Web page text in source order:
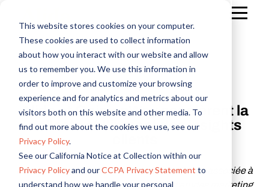
This website stores cookies on your computer.
These cookies are used to collect information
about how you interact with our website and allow
us to remember you. We use this information in
order to improve and customize your browsing
experience and for analytics and metrics about our
visitors both on this website and other media. To
find out more about the cookies we use, see our
Privacy Policy.
See our California Notice at Collection within our
Privacy Policyand ourCCPA Privacy Statement to
understand how we handle your personal
Email professionnel
Prénom*
Nom*
Société*
Fonction*
Pays*
Cochez pour recevoir les communications Alida
Alida et OpinionWay accélèrent la
collecte et l’impact des insights
La technologie évolutive et innovante d’Alida associée à
l’expertise d’OpinionWay en matière d’études marketing